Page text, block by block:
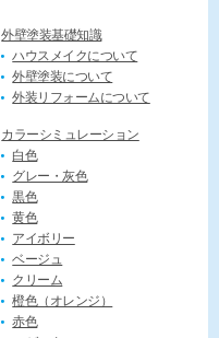
外壁塗装基礎知識
ハウスメイクについて
外壁塗装について
外装リフォームについて
カラーシミュレーション
白色
グレー・灰色
黒色
黄色
アイボリー
ベージュ
クリーム
橙色（オレンジ）
赤色